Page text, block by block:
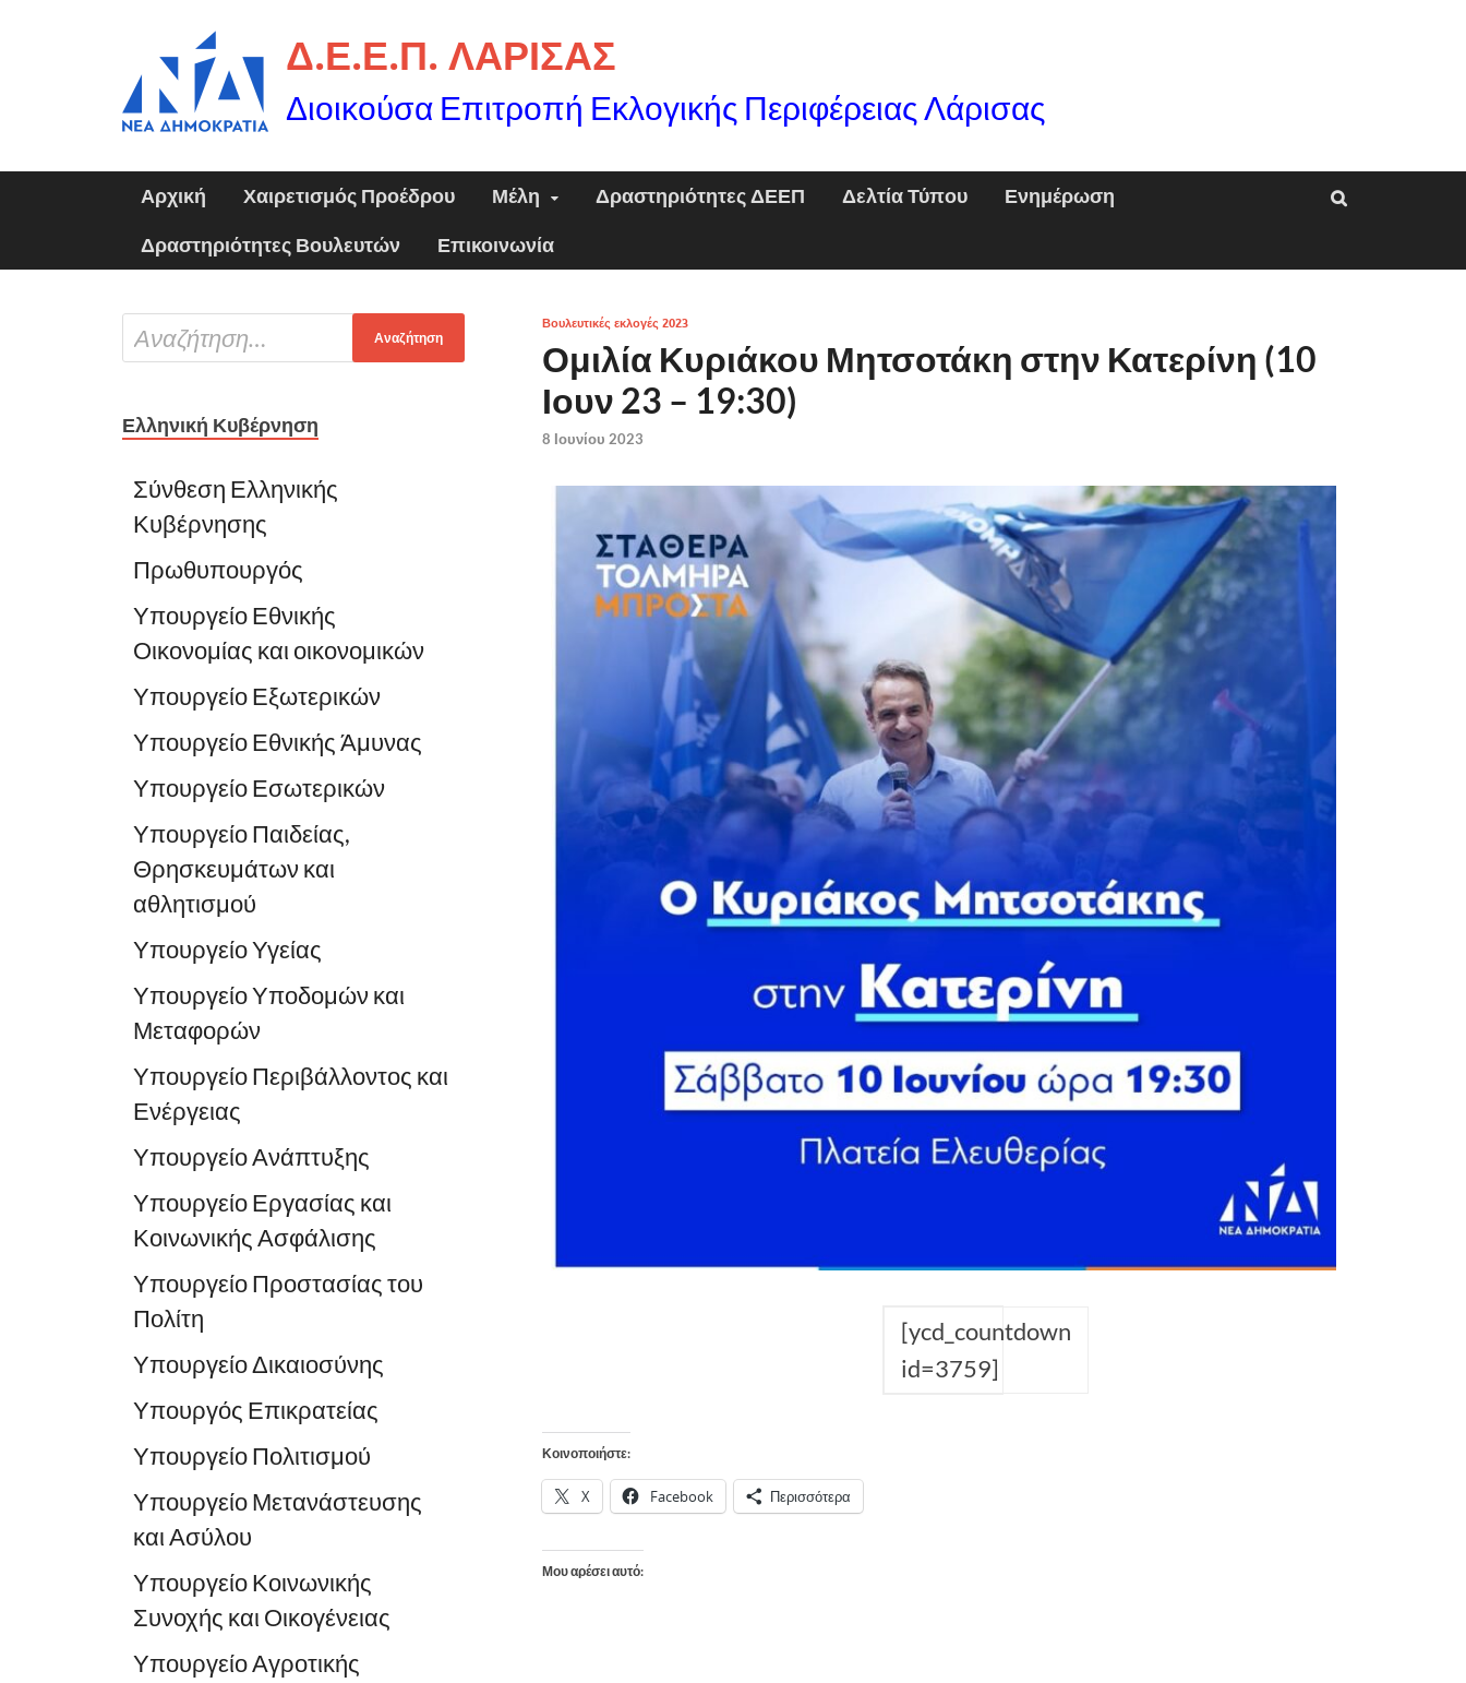
Δ.Ε.Ε.Π. ΛΑΡΙΣΑΣ
Διοικούσα Επιτροπή Εκλογικής Περιφέρειας Λάρισας
Αρχική Χαιρετισμός Προέδρου Μέλη Δραστηριότητες ΔΕΕΠ Δελτία Τύπου Ενημέρωση
Δραστηριότητες Βουλευτών Επικοινωνία
Βουλευτικές εκλογές 2023
Ομιλία Κυριάκου Μητσοτάκη στην Κατερίνη (10
Ιουν 23 – 19:30)
8 Ιουνίου 2023
[ycd_countdown
id=3759]
Κοινοποιήστε:
X Facebook Περισσότερα
Μου αρέσει αυτό:
Ελληνική Κυβέρνηση
Σύνθεση Ελληνικής
Κυβέρνησης
Πρωθυπουργός
Υπουργείο Εθνικής
Οικονομίας και οικονομικών
Υπουργείο Εξωτερικών
Υπουργείο Εθνικής Άμυνας
Υπουργείο Εσωτερικών
Υπουργείο Παιδείας,
Θρησκευμάτων και
αθλητισμού
Υπουργείο Υγείας
Υπουργείο Υποδομών και
Μεταφορών
Υπουργείο Περιβάλλοντος και
Ενέργειας
Υπουργείο Ανάπτυξης
Υπουργείο Εργασίας και
Κοινωνικής Ασφάλισης
Υπουργείο Προστασίας του
Πολίτη
Υπουργείο Δικαιοσύνης
Υπουργός Επικρατείας
Υπουργείο Πολιτισμού
Υπουργείο Μετανάστευσης
και Ασύλου
Υπουργείο Κοινωνικής
Συνοχής και Οικογένειας
Υπουργείο Αγροτικής